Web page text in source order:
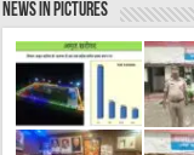
News in Pictures